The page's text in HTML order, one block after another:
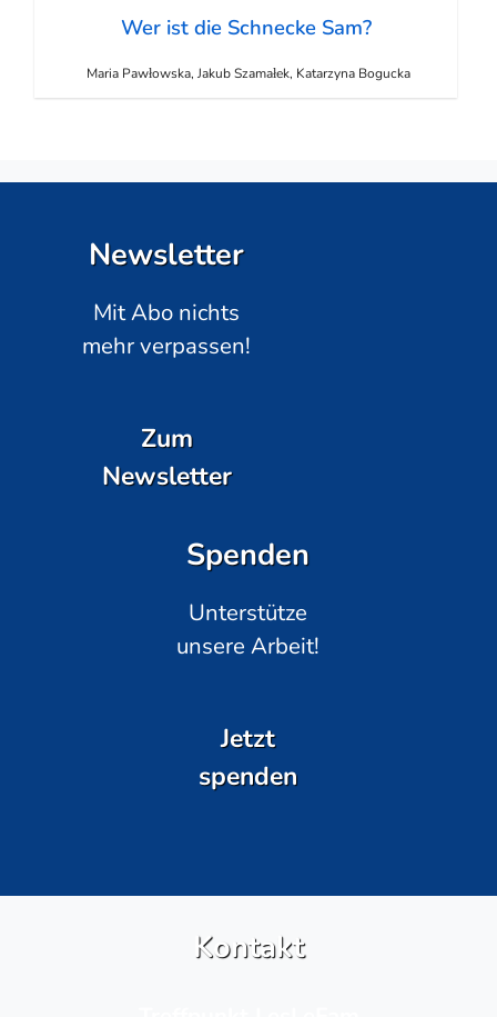
Wer ist die Schnecke Sam?
Maria Pawłowska, Jakub Szamałek, Katarzyna Bogucka
Newsletter
Mit Abo nichts
mehr verpassen!
Zum
Newsletter
Spenden
Unterstütze
unsere Arbeit!
Jetzt
spenden
Kontakt